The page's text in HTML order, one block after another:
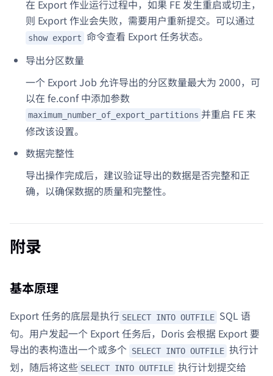
在 Export 作业运行过程中，如果 FE 发生重启或切主，
则 Export 作业会失败，需要用户重新提交。可以通过
show export 命令查看 Export 任务状态。
导出分区数量
一个 Export Job 允许导出的分区数量最大为 2000，可
以在 fe.conf 中添加参数
maximum_number_of_export_partitions 并重启 FE 来
修改该设置。
数据完整性
导出操作完成后，建议验证导出的数据是否完整和正
确，以确保数据的质量和完整性。
附录
基本原理
Export 任务的底层是执行 SELECT INTO OUTFILE SQL 语
句。用户发起一个 Export 任务后，Doris 会根据 Export 要
导出的表构造出一个或多个
SELECT INTO OUTFILE 执行计
划，随后将这些 SELECT INTO OUTFILE 执行计划提交给